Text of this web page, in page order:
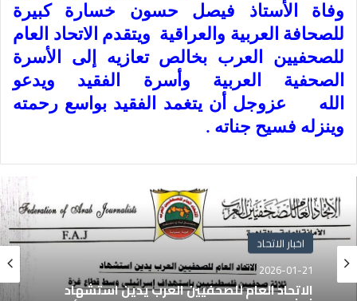
وفاة الأستاذ فيصل حسون خسارة كبيرة
للصحافة العربية والعراقية ويتقدم الاتحاد العام
للصحفيين العرب بخالص تعازيه إلى الأسرة
الصحفية العربية وأسرة الفقيد ويدعو
الله عزوجل أن يتغمد الفقيد بواسع رحمته
وينزله فسيح جناته .
اخبار الاتحاد
2026-01-21
الاتحاد العام للصحفيين العرب يدين استشهاد